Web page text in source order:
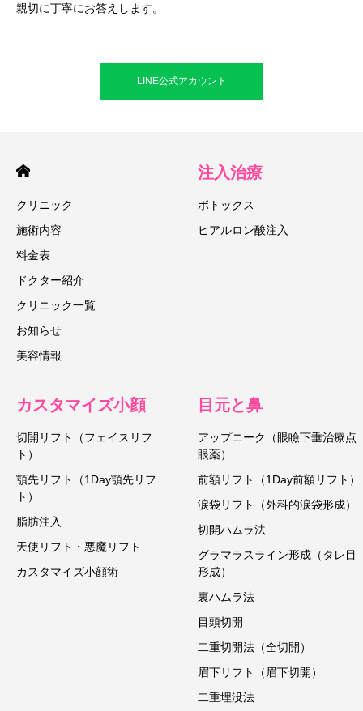
親切に丁寧にお答えします。
LINE公式アカウント
クリニック
施術内容
料金表
ドクター紹介
クリニック一覧
お知らせ
美容情報
注入治療
ボトックス
ヒアルロン酸注入
カスタマイズ小顔
切開リフト（フェイスリフ
ト）
顎先リフト（1Day顎先リフ
ト）
脂肪注入
天使リフト・悪魔リフト
カスタマイズ小顔術
目元と鼻
アップニーク（眼瞼下垂治療点
眼薬）
前額リフト（1Day前額リフト）
涙袋リフト（外科的涙袋形成）
切開ハムラ法
グラマラスライン形成（タレ目
形成）
裏ハムラ法
目頭切開
二重切開法（全切開）
眉下リフト（眉下切開）
二重埋没法